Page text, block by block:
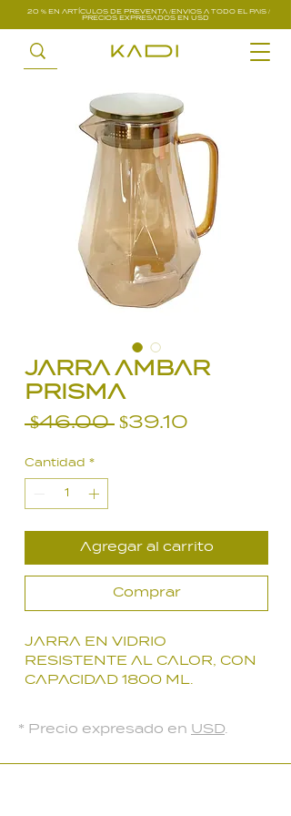
20 % EN ARTÍCULOS DE PREVENTA /ENVIOS A TODO EL PAIS /
PRECIOS EXPRESADOS EN USD
JARRA AMBAR
PRISMA
$46.00 Precio
$39.10
Cantidad *
Agregar al carrito
Comprar
JARRA EN VIDRIO
RESISTENTE AL CALOR, CON
CAPACIDAD 1800 ML.
* Precio expresado en USD.